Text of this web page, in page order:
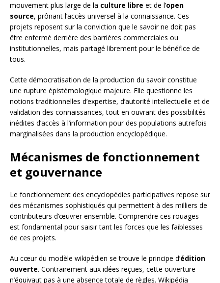
mouvement plus large de la culture libre et de l’open
source, prônant l’accès universel à la connaissance. Ces
projets reposent sur la conviction que le savoir ne doit pas
être enfermé derrière des barrières commerciales ou
institutionnelles, mais partagé librement pour le bénéfice de
tous.
Cette démocratisation de la production du savoir constitue
une rupture épistémologique majeure. Elle questionne les
notions traditionnelles d’expertise, d’autorité intellectuelle et de
validation des connaissances, tout en ouvrant des possibilités
inédites d’accès à l’information pour des populations autrefois
marginalisées dans la production encyclopédique.
Mécanismes de fonctionnement
et gouvernance
Le fonctionnement des encyclopédies participatives repose sur
des mécanismes sophistiqués qui permettent à des milliers de
contributeurs d’œuvrer ensemble. Comprendre ces rouages
est fondamental pour saisir tant les forces que les faiblesses
de ces projets.
Au cœur du modèle wikipédien se trouve le principe d’édition
ouverte. Contrairement aux idées reçues, cette ouverture
n’équivaut pas à une absence totale de règles. Wikipédia